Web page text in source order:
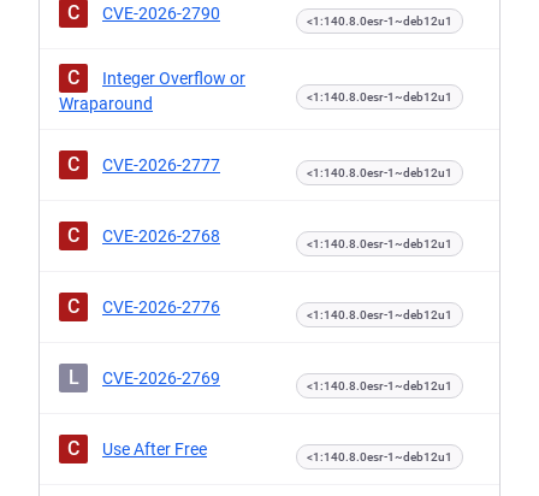
C CVE-2026-2790 <1:140.8.0esr-1~deb12u1
C
Integer Overflow or
Wraparound
<1:140.8.0esr-1~deb12u1
C CVE-2026-2777 <1:140.8.0esr-1~deb12u1
C CVE-2026-2768 <1:140.8.0esr-1~deb12u1
C CVE-2026-2776 <1:140.8.0esr-1~deb12u1
L CVE-2026-2769 <1:140.8.0esr-1~deb12u1
C Use After Free <1:140.8.0esr-1~deb12u1